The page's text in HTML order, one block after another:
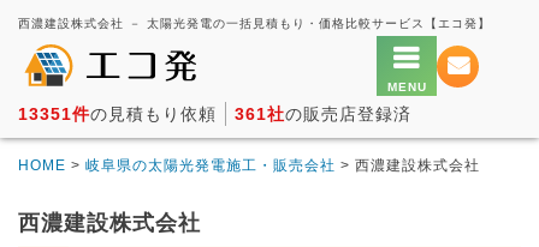
西濃建設株式会社 － 太陽光発電の一括見積もり・価格比較サービス【エコ発】
13351件の見積もり依頼 361社の販売店登録済
HOME > 岐阜県の太陽光発電施工・販売会社 > 西濃建設株式会社
西濃建設株式会社